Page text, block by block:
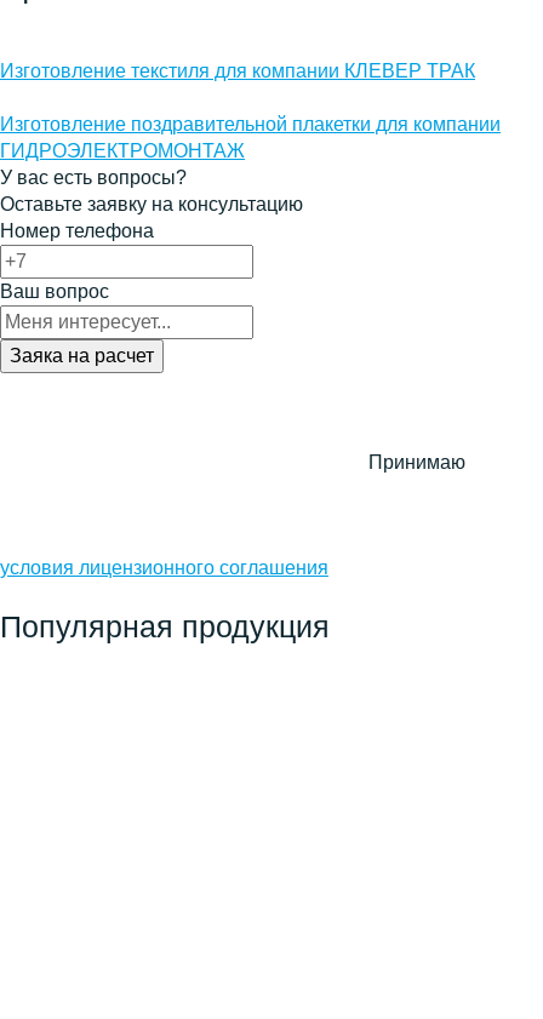
Изготовление текстиля для компании КЛЕВЕР ТРАК
Изготовление поздравительной плакетки для компании
ГИДРОЭЛЕКТРОМОНТАЖ
У вас есть вопросы?
Оставьте заявку на консультацию
Номер телефона
Ваш вопрос
Принимаю
условия лицензионного соглашения
Популярная продукция